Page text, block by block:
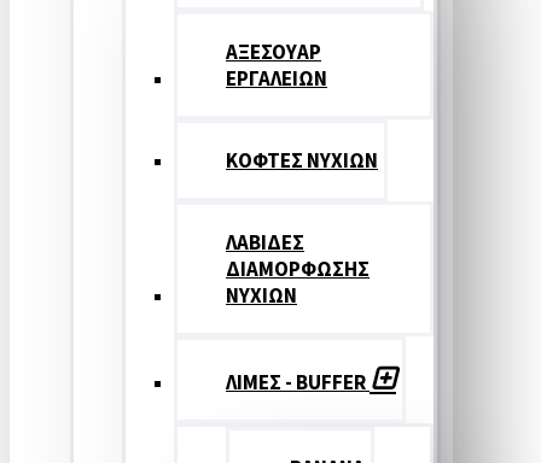
ΑΞΕΣΟΥΑΡ
ΕΡΓΑΛΕΙΩΝ
ΚΟΦΤΕΣ ΝΥΧΙΩΝ
ΛΑΒΙΔΕΣ
ΔΙΑΜΟΡΦΩΣΗΣ
ΝΥΧΙΩΝ
ΛΙΜΕΣ - BUFFER